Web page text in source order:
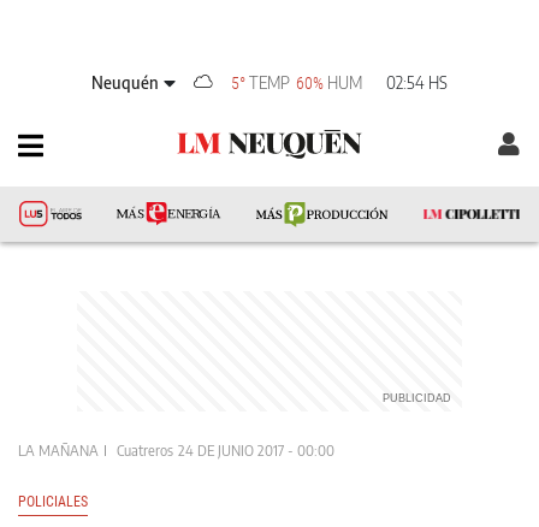
Neuquén 5°TEMP 60% HUM 02:54 HS
LA MAÑANA Cuatreros 24 DE JUNIO 2017 - 00:00
POLICIALES